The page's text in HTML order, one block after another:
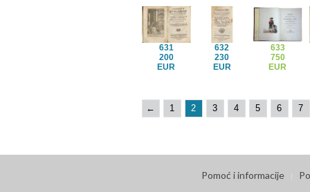
631
200
EUR
632
230
EUR
633
750
EUR
← 1 2 3 4 5 6 7
Pomoć i informacije